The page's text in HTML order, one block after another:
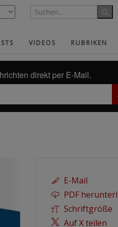
VIDEOS RUBRIKEN
direkt per E-Mail.
E-Mail
PDF
Schriftgröße
Auf X teilen